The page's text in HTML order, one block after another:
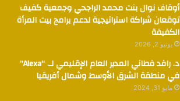
أوقاف نوال بنت محمد الراجحي وجمعية كفيف
توقعان شراكة استراتيجية لدعم برامج بيت المرأة
الكفيفة
يونيو 2, 2026
د. رافد فطاني المدير العام الإقليمي لـ. “Alexa”
في منطقة الشرق الأوسط وشمال أفريقيا
مايو 31, 2024